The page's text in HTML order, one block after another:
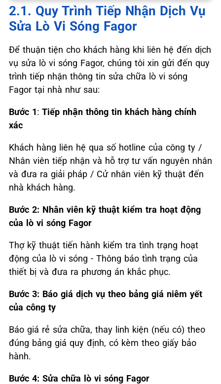
2.1. Quy Trình Tiếp Nhận Dịch Vụ
Sửa Lò Vi Sóng Fagor
Để thuận tiện cho khách hàng khi liên hệ đến dịch
vụ sửa lò vi sóng Fagor, chúng tôi xin gửi đến quy
trình tiếp nhận thông tin sửa chữa lò vi sóng
Fagor tại nhà như sau:
Bước 1: Tiếp nhận thông tin khách hàng chính
xác
Khách hàng liên hệ qua số hotline của công ty /
Nhân viên tiếp nhận và hỗ trợ tư vấn nguyên nhân
và đưa ra giải pháp / Cử nhân viên kỹ thuật đến
nhà khách hàng.
Bước 2: Nhân viên kỹ thuật kiểm tra hoạt động
của lò vi sóng Fagor
Thợ kỹ thuật tiến hành kiểm tra tình trạng hoạt
động của lò vi sóng - Thông báo tình trạng của
thiết bị và đưa ra phương án khắc phục.
Bước 3: Báo giá dịch vụ theo bảng giá niêm yết
của công ty
Báo giá rẻ sửa chữa, thay linh kiện (nếu có) theo
đúng bảng giá quy định, có kèm theo giấy bảo
hành.
Bước 4: Sửa chữa lò vi sóng Fagor